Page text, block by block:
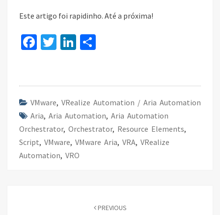
Este artigo foi rapidinho. Até a próxima!
Fa
o
o
k
T
er
Li
dI
n
e
VMware, VRealize Automation / Aria Automation
Aria, Aria Automation, Aria Automation
Orchestrator, Orchestrator, Resource Elements,
Script, VMware, VMware Aria, VRA, VRealize
Automation, VRO
PREVIOUS